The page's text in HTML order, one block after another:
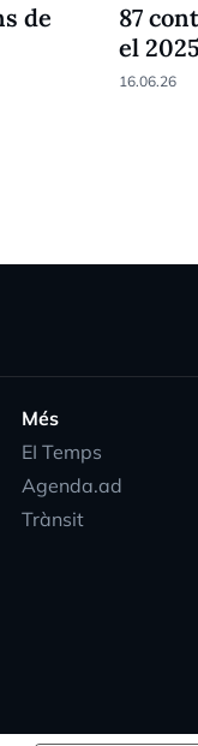
de
87
el
16.06.26
Més
EI Temps
Agenda.ad
Trànsit